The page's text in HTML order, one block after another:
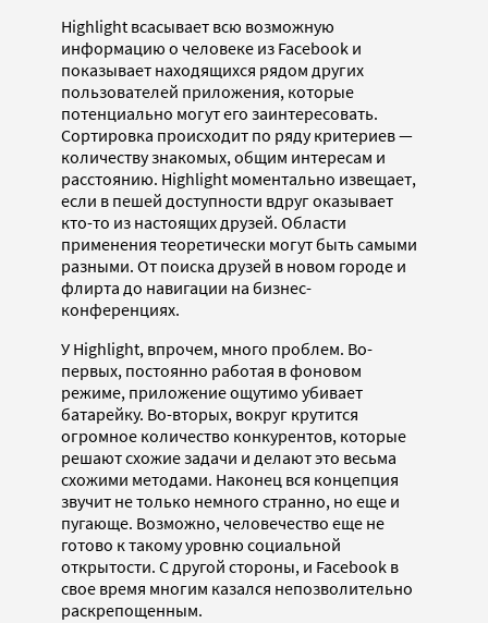
Highlight всасывает всю возможную
информацию о человеке из Facebook и
показывает находящихся рядом других
пользователей приложения, которые
потенциально могут его заинтересовать.
Сортировка происходит по ряду критериев —
количеству знакомых, общим интересам и
расстоянию. Highlight моментально извещает,
если в пешей доступности вдруг оказывает
кто-то из настоящих друзей. Области
применения теоретически могут быть самыми
разными. От поиска друзей в новом городе и
флирта до навигации на бизнес-
конференциях.
У Highlight, впрочем, много проблем. Во-
первых, постоянно работая в фоновом
режиме, приложение ощутимо убивает
батарейку. Во-вторых, вокруг крутится
огромное количество конкурентов, которые
решают схожие задачи и делают это весьма
схожими методами. Наконец вся концепция
звучит не только немного странно, но еще и
пугающе. Возможно, человечество еще не
готово к такому уровню социальной
открытости. С другой стороны, и Facebook в
свое время многим казался непозволительно
раскрепощенным.